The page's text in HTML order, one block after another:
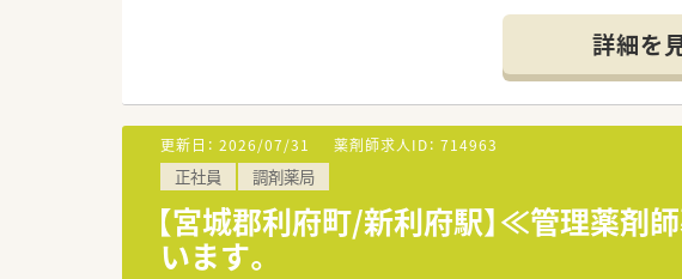
■職種や職域に合わせ、豊富な社内研修や外部
■薬剤師が中心の会社だからこそ活躍できるキ
■店舗拡大に伴い、エリアマネジャーや営業部長
■在宅や教育等の専門性を活かせるスペシャリ
■その他にも、管理部門や商品部門等の本社スタ
■在宅実施店舗は年々増加しており、在宅医療へ
■育児休暇は3歳まで取得が可能で、時短制度は
■年間休日が120日とワークライフバランスが整
■日用品から常備薬まで、従業員割引制度など嬉
詳細を
更新日： 2026/07/31 薬剤師求人ID： 714963
正社員 調剤薬局
【宮城郡利府町/新利府駅】≪管理薬
います。